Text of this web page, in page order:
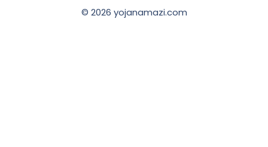
© 2026 yojanamazi.com